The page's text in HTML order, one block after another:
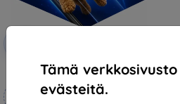
Tämä
evästeitä.
3mk Hammer protective film
Mittojen mukaan